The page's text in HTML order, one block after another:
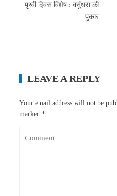
पृथ्वी दिवस विशेष : वसुंधरा की
पुकार
LEAVE A REPLY
Your email address will not be
marked *